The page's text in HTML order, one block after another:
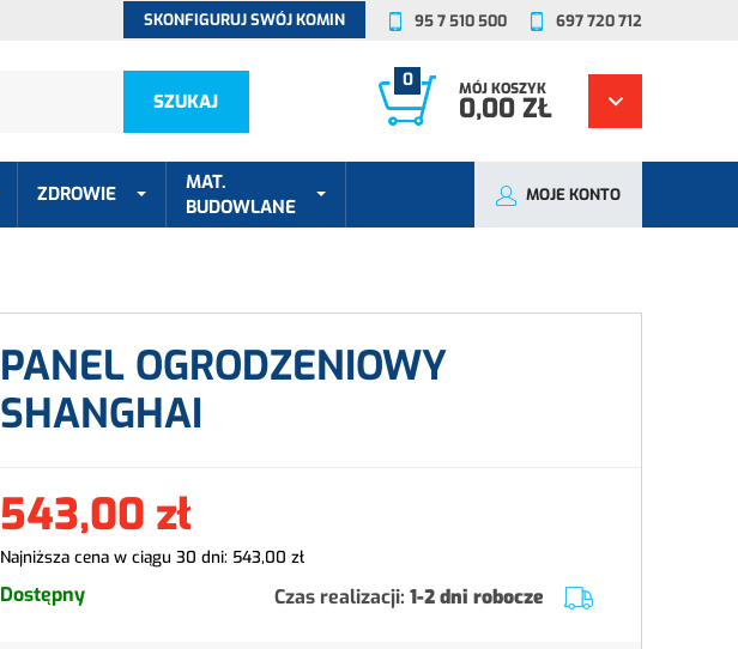
SKONFIGURUJ SWÓJ KOMIN 95 7 510 500 697 720 712
SZUKAJ
0 MÓJ KOSZYK
0,00 ZŁ
ZDROWIE
MAT.
BUDOWLANE
MOJE KONTO
PANEL OGRODZENIOWY
SHANGHAI
543,00 zł
Najniższa cena w ciągu 30 dni: 543,00 zł
Dostępny Czas realizacji: 1-2 dni robocze